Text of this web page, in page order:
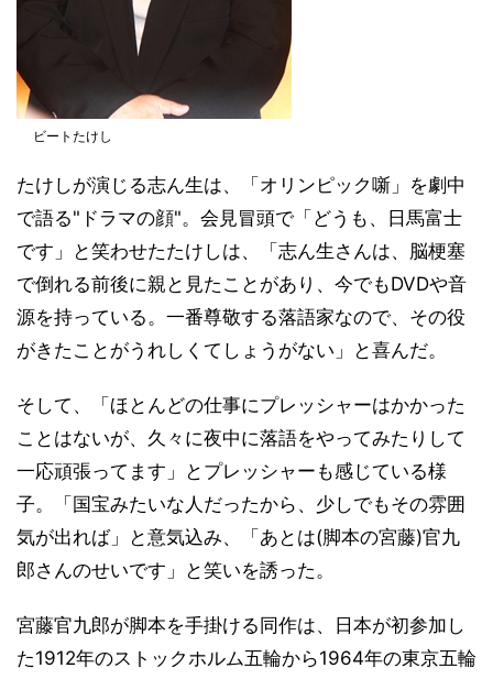
ビートたけし
たけしが演じる志ん生は、「オリンピック噺」を劇中
で語る"ドラマの顔"。会見冒頭で「どうも、日馬富士
です」と笑わせたたけしは、「志ん生さんは、脳梗塞
で倒れる前後に親と見たことがあり、今でもDVDや音
源を持っている。一番尊敬する落語家なので、その役
がきたことがうれしくてしょうがない」と喜んだ。
そして、「ほとんどの仕事にプレッシャーはかかった
ことはないが、久々に夜中に落語をやってみたりして
一応頑張ってます」とプレッシャーも感じている様
子。「国宝みたいな人だったから、少しでもその雰囲
気が出れば」と意気込み、「あとは(脚本の宮藤)官九
郎さんのせいです」と笑いを誘った。
宮藤官九郎が脚本を手掛ける同作は、日本が初参加し
た1912年のストックホルム五輪から1964年の東京五輪